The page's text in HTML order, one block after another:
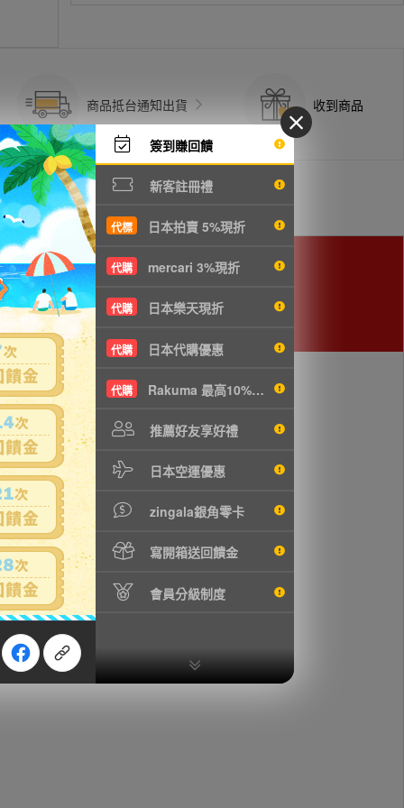
簽到賺回饋
新客註冊禮
代標 日本拍賣 5%現折
代購 mercari 3%現折
代購 日本樂天現折
代購 日本代購優惠
代購 Rakuma 最高10%現折
推薦好友享好禮
日本空運優惠
zingala銀角零卡
寫開箱送回饋金
會員分級制度
商品抵台通知出貨 收到商品